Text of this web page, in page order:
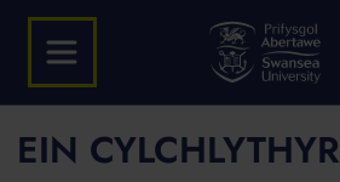
EIN CYLCHLYTHYR